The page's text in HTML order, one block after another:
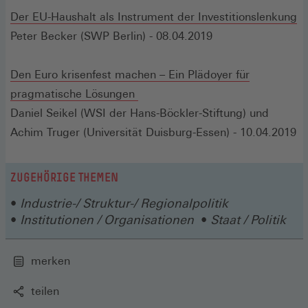
Der EU-Haushalt als Instrument der Investitionslenkung
Peter Becker (SWP Berlin) - 08.04.2019
Den Euro krisenfest machen – Ein Plädoyer für
pragmatische Lösungen
Daniel Seikel (WSI der Hans-Böckler-Stiftung) und
Achim Truger (Universität Duisburg-Essen) - 10.04.2019
ZUGEHÖRIGE THEMEN
Industrie-/ Struktur-/ Regionalpolitik
Institutionen / Organisationen
Staat / Politik
merken
teilen